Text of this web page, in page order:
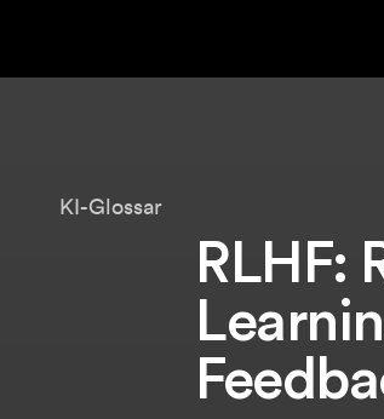
KI-Glossar
RLHF: